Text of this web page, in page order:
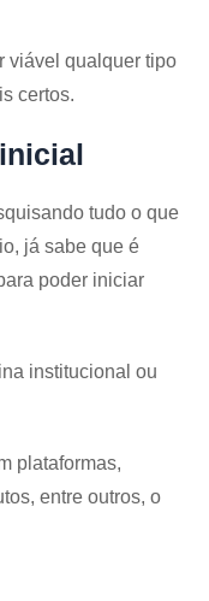
viável qualquer tipo
certos.
tudo o que
já sabe que é
poder iniciar
institucional ou
plataformas,
entre outros, o